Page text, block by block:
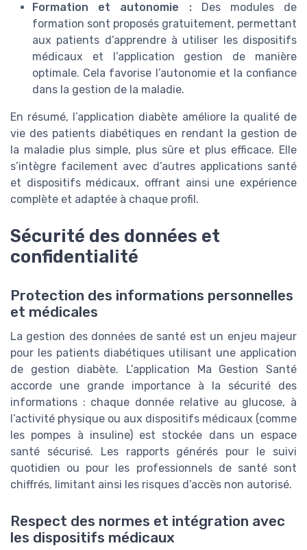
Formation et autonomie :Des modules de
formation sont proposés gratuitement, permettant
aux patients d’apprendre à utiliser les dispositifs
médicaux et l’application gestion de manière
optimale. Cela favorise l’autonomie et la confiance
dans la gestion de la maladie.
En résumé, l’application diabète améliore la qualité de
vie des patients diabétiques en rendant la gestion de
la maladie plus simple, plus sûre et plus efficace. Elle
s’intègre facilement avec d’autres applications santé
et dispositifs médicaux, offrant ainsi une expérience
complète et adaptée à chaque profil.
Sécurité des données et
confidentialité
Protection des informations personnelles
et médicales
La gestion des données de santé est un enjeu majeur
pour les patients diabétiques utilisant une application
de gestion diabète. L’application Ma Gestion Santé
accorde une grande importance à la sécurité des
informations : chaque donnée relative au glucose, à
l’activité physique ou aux dispositifs médicaux (comme
les pompes à insuline) est stockée dans un espace
santé sécurisé. Les rapports générés pour le suivi
quotidien ou pour les professionnels de santé sont
chiffrés, limitant ainsi les risques d’accès non autorisé.
Respect des normes et intégration avec
les dispositifs médicaux